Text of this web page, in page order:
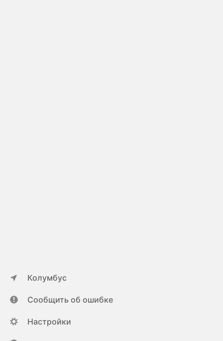
Колумбус
Сообщить об ошибке
Настройки